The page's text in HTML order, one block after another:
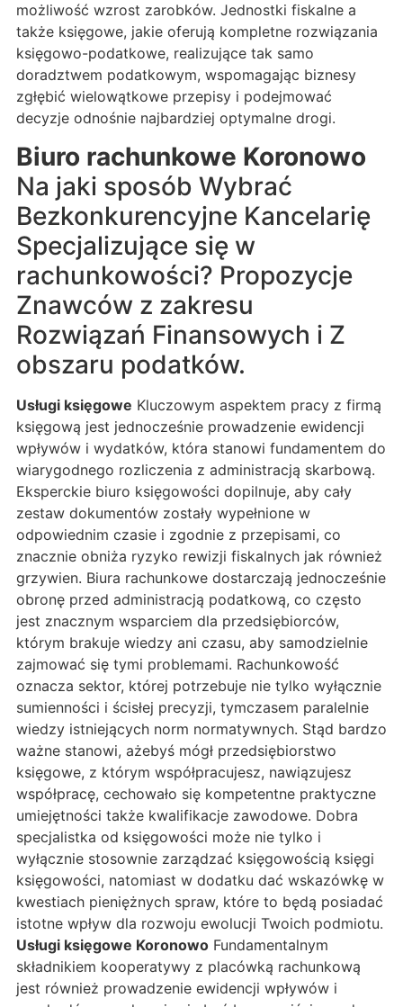
możliwość wzrost zarobków. Jednostki fiskalne a
także księgowe, jakie oferują kompletne rozwiązania
księgowo-podatkowe, realizujące tak samo
doradztwem podatkowym, wspomagając biznesy
zgłębić wielowątkowe przepisy i podejmować
decyzje odnośnie najbardziej optymalne drogi.
Biuro rachunkowe Koronowo
Na jaki sposób Wybrać
Bezkonkurencyjne Kancelarię
Specjalizujące się w
rachunkowości? Propozycje
Znawców z zakresu
Rozwiązań Finansowych i Z
obszaru podatków.
Usługi księgowe Kluczowym aspektem pracy z firmą
księgową jest jednocześnie prowadzenie ewidencji
wpływów i wydatków, która stanowi fundamentem do
wiarygodnego rozliczenia z administracją skarbową.
Eksperckie biuro księgowości dopilnuje, aby cały
zestaw dokumentów zostały wypełnione w
odpowiednim czasie i zgodnie z przepisami, co
znacznie obniża ryzyko rewizji fiskalnych jak również
grzywien. Biura rachunkowe dostarczają jednocześnie
obronę przed administracją podatkową, co często
jest znacznym wsparciem dla przedsiębiorców,
którym brakuje wiedzy ani czasu, aby samodzielnie
zajmować się tymi problemami. Rachunkowość
oznacza sektor, której potrzebuje nie tylko wyłącznie
sumienności i ścisłej precyzji, tymczasem paralelnie
wiedzy istniejących norm normatywnych. Stąd bardzo
ważne stanowi, ażebyś mógł przedsiębiorstwo
księgowe, z którym współpracujesz, nawiązujesz
współpracę, cechowało się kompetentne praktyczne
umiejętności także kwalifikacje zawodowe. Dobra
specjalistka od księgowości może nie tylko i
wyłącznie stosownie zarządzać księgowością księgi
księgowości, natomiast w dodatku dać wskazówkę w
kwestiach pieniężnych spraw, które to będą posiadać
istotne wpływ dla rozwoju ewolucji Twoich podmiotu.
Usługi księgowe Koronowo Fundamentalnym
składnikiem kooperatywy z placówką rachunkową
jest również prowadzenie ewidencji wpływów i